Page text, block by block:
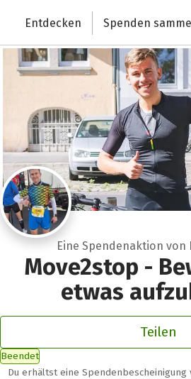
Deutschlands größte
Entdecken Spenden
Eine Spendenaktion von
Move2stop -
etwas
Teilen
Beendet
Du erhältst eine Spendenbescheinigung